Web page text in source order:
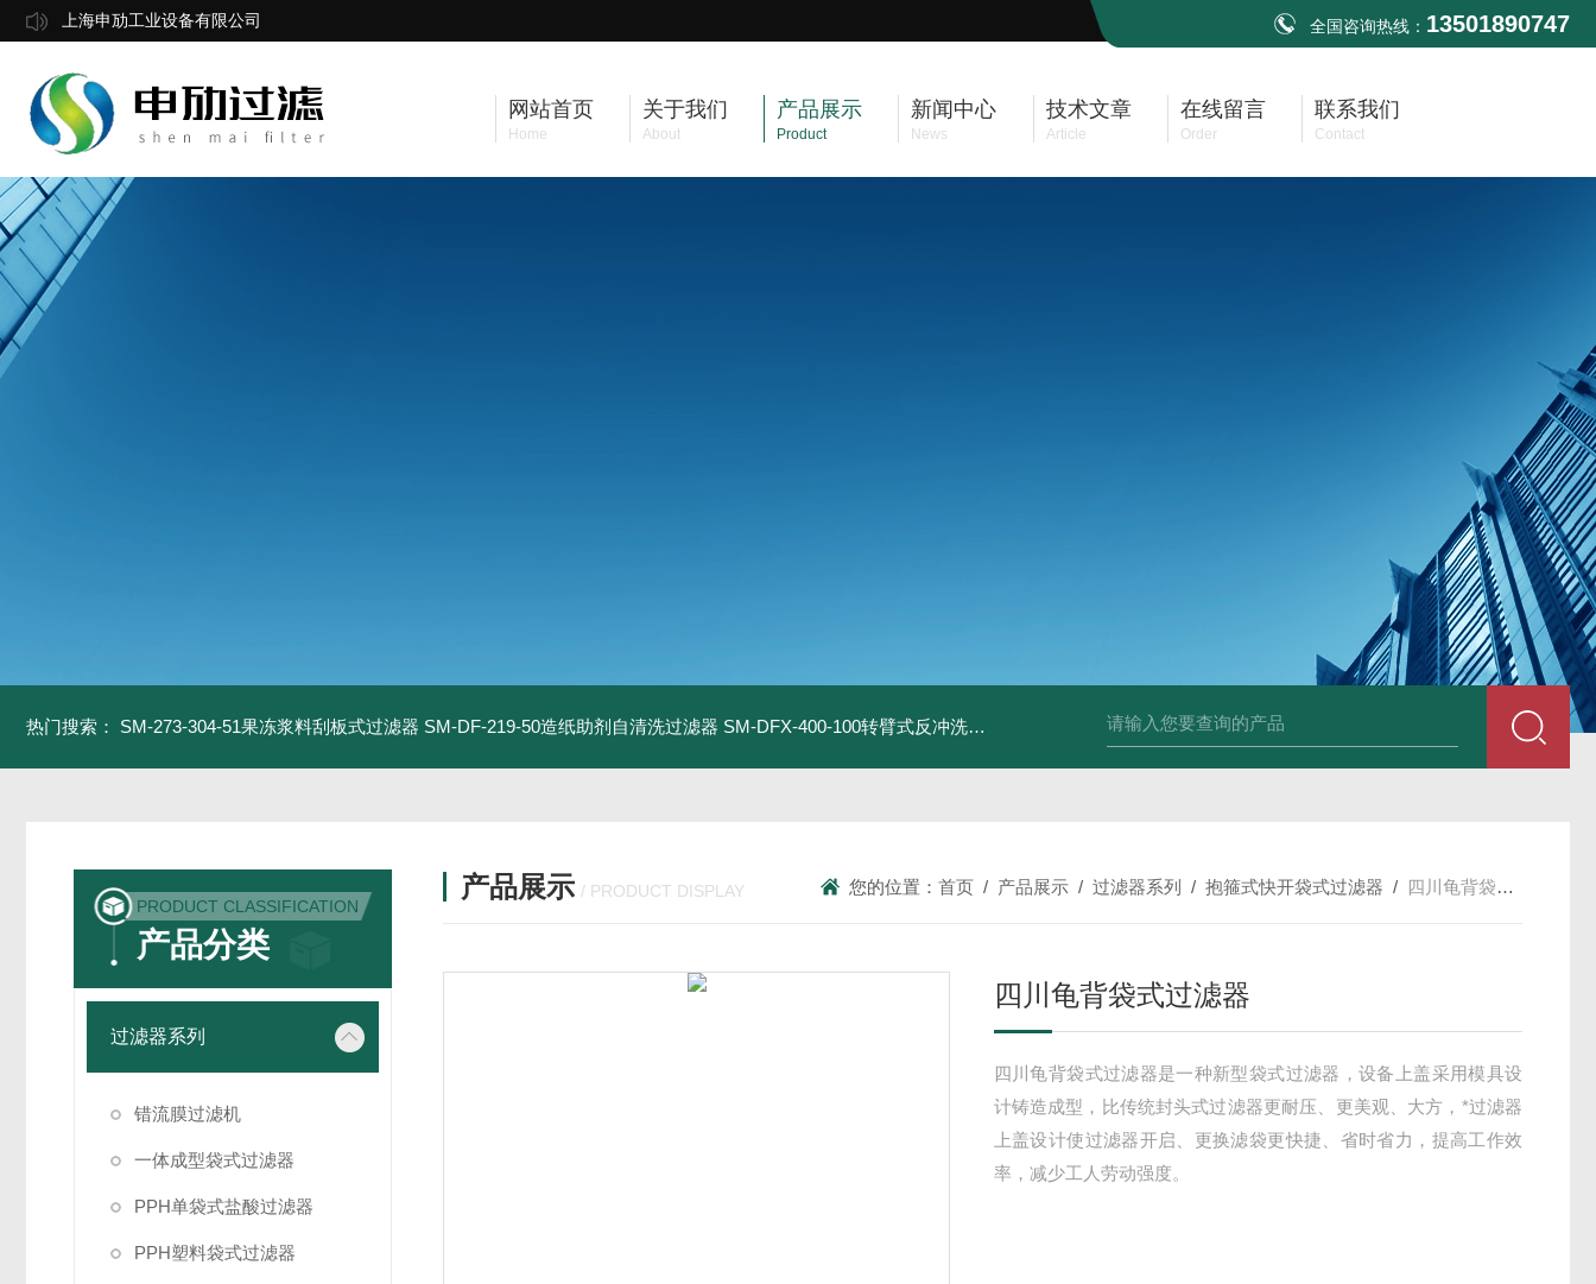
上海申劢工业设备有限公司 全国咨询热线： 13501890747
网站首页
Home
关于我们
About
产品展示
Product
新闻中心
News
技术文章
Article
在线留言
Order
联系我们
Contact
热门搜索： SM-273-304-51果冻浆料刮板式过滤器 SM-DF-219-50造纸助剂自清洗过滤器 SM-DFX-400-100转臂式反冲洗过滤器 DN600全自动白水自清洗过滤器 325全自动刷式自清洗过滤器 10平方插
PRODUCT CLASSIFICATION
产品分类
过滤器系列
错流膜过滤机
一体成型袋式过滤器
PPH单袋式盐酸过滤器
PPH塑料袋式过滤器
产品展示 / PRODUCT DISPLAY 您的位置：首页 / 产品展示 /过滤器系列 /抱箍式快开袋式过滤器 / 四川龟背袋式过滤器
四川龟背袋式过滤器
四川龟背袋式过滤器是一种新型袋式过滤器，设备上盖采用模具设
计铸造成型，比传统封头式过滤器更耐压、更美观、大方，*过滤器
上盖设计使过滤器开启、更换滤袋更快捷、省时省力，提高工作效
率，减少工人劳动强度。